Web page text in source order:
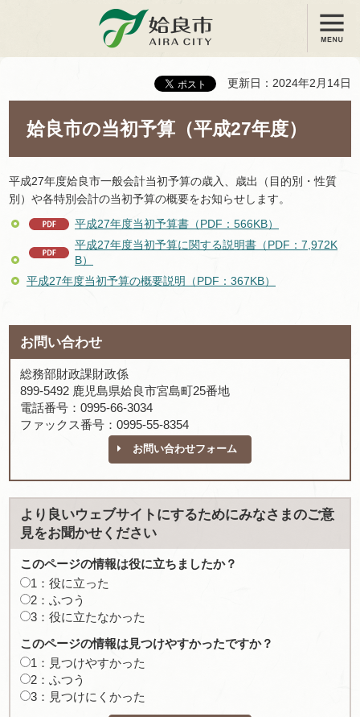
姶良市 メニュー
更新日：2024年2月14日
姶良市の当初予算（平成27年度）
平成27年度姶良市一般会計当初予算の歳入、歳出（目的別・性質
別）や各特別会計の当初予算の概要をお知らせします。
平成27年度当初予算書（PDF：566KB）
平成27年度当初予算に関する説明書（PDF：7,972K
B）
平成27年度当初予算の概要説明（PDF：367KB）
お問い合わせ
総務部財政課財政係
899-5492 鹿児島県姶良市宮島町25番地
電話番号：0995-66-3034
ファックス番号：0995-55-8354
お問い合わせフォーム
より良いウェブサイトにするためにみなさまのご意
見をお聞かせください
このページの情報は役に立ちましたか？
1：役に立った
2：ふつう
3：役に立たなかった
このページの情報は見つけやすかったですか？
1：見つけやすかった
2：ふつう
3：見つけにくかった